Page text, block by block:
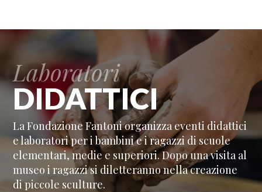
Laboratori
DIDATTICI
La Fondazione Fantoni organizza eventi didattici
e laboratori per i bambini e i ragazzi di scuole
elementari, medie e superiori. Dopo una visita al
museo i ragazzi si diletteranno nella creazione
di piccole sculture.